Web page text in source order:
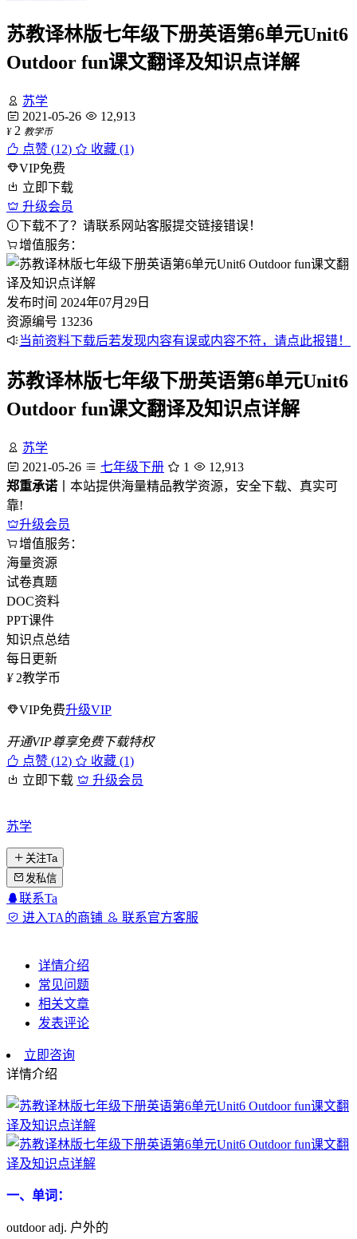
苏教译林版七年级下册英语第6单元Unit6
Outdoor fun课文翻译及知识点详解
苏学
2021-05-26
12,913
¥ 2 教学币
点赞 (12)
收藏 (1)
VIP免费
立即下载
升级会员
下载不了？请联系网站客服提交链接错误！
增值服务：
发布时间 2024年07月29日
资源编号 13236
当前资料下载后若发现内容有误或内容不符，请点此报错！
苏教译林版七年级下册英语第6单元Unit6
Outdoor fun课文翻译及知识点详解
苏学
2021-05-26
七年级下册 1
12,913
郑重承诺 丨本站提供海量精品教学资源，安全下载、真实可
靠!
升级会员
增值服务：
海量资源
试卷真题
DOC资料
PPT课件
知识点总结
每日更新
¥ 2教学币
VIP免费升级VIP
开通VIP尊享免费下载特权
点赞 (12)
收藏 (1)
立即下载
升级会员
苏学
关注Ta
发私信
联系Ta
进入TA的商铺
联系官方客服
详情介绍
常见问题
相关文章
发表评论
立即咨询
详情介绍
一、单词：
outdoor adj. 户外的